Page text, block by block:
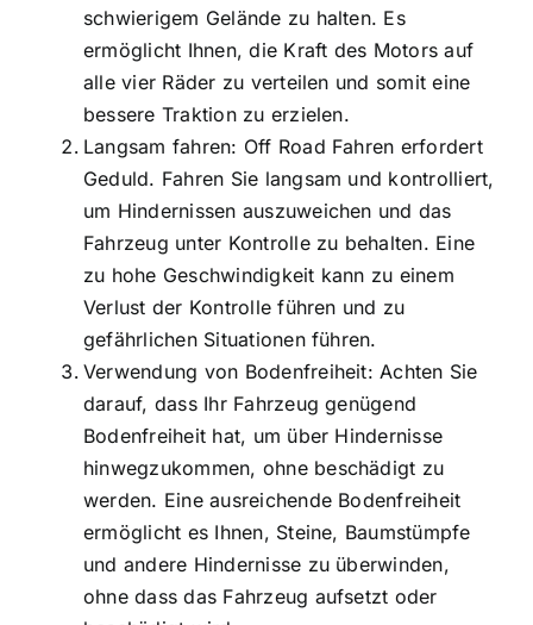
schwierigem Gelände zu halten. Es
ermöglicht Ihnen, die Kraft des Motors auf
alle vier Räder zu verteilen und somit eine
bessere Traktion zu erzielen.
Langsam fahren: Off Road Fahren erfordert
Geduld. Fahren Sie langsam und kontrolliert,
um Hindernissen auszuweichen und das
Fahrzeug unter Kontrolle zu behalten. Eine
zu hohe Geschwindigkeit kann zu einem
Verlust der Kontrolle führen und zu
gefährlichen Situationen führen.
Verwendung von Bodenfreiheit: Achten Sie
darauf, dass Ihr Fahrzeug genügend
Bodenfreiheit hat, um über Hindernisse
hinwegzukommen, ohne beschädigt zu
werden. Eine ausreichende Bodenfreiheit
ermöglicht es Ihnen, Steine, Baumstümpfe
und andere Hindernisse zu überwinden,
ohne dass das Fahrzeug aufsetzt oder